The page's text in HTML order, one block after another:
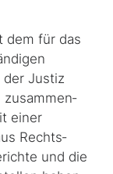
dem für das
der Justiz
zu­sam­men­
einer
Rechts­
und die